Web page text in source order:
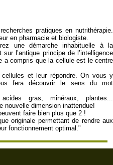
pratiques en nutrithérapie.
en pharmacie et biologiste.
une démarche inhabituelle à la
l’antique principe de l’intelligence
a compris que la cellule est le centre
et leur répondre. On vous y
fera découvrir le sens du mot
gras, minéraux, plantes...
nouvelle dimension inattendue!
faire bien plus que 2 !
originale permettant de rendre aux
fonctionnement optimal."